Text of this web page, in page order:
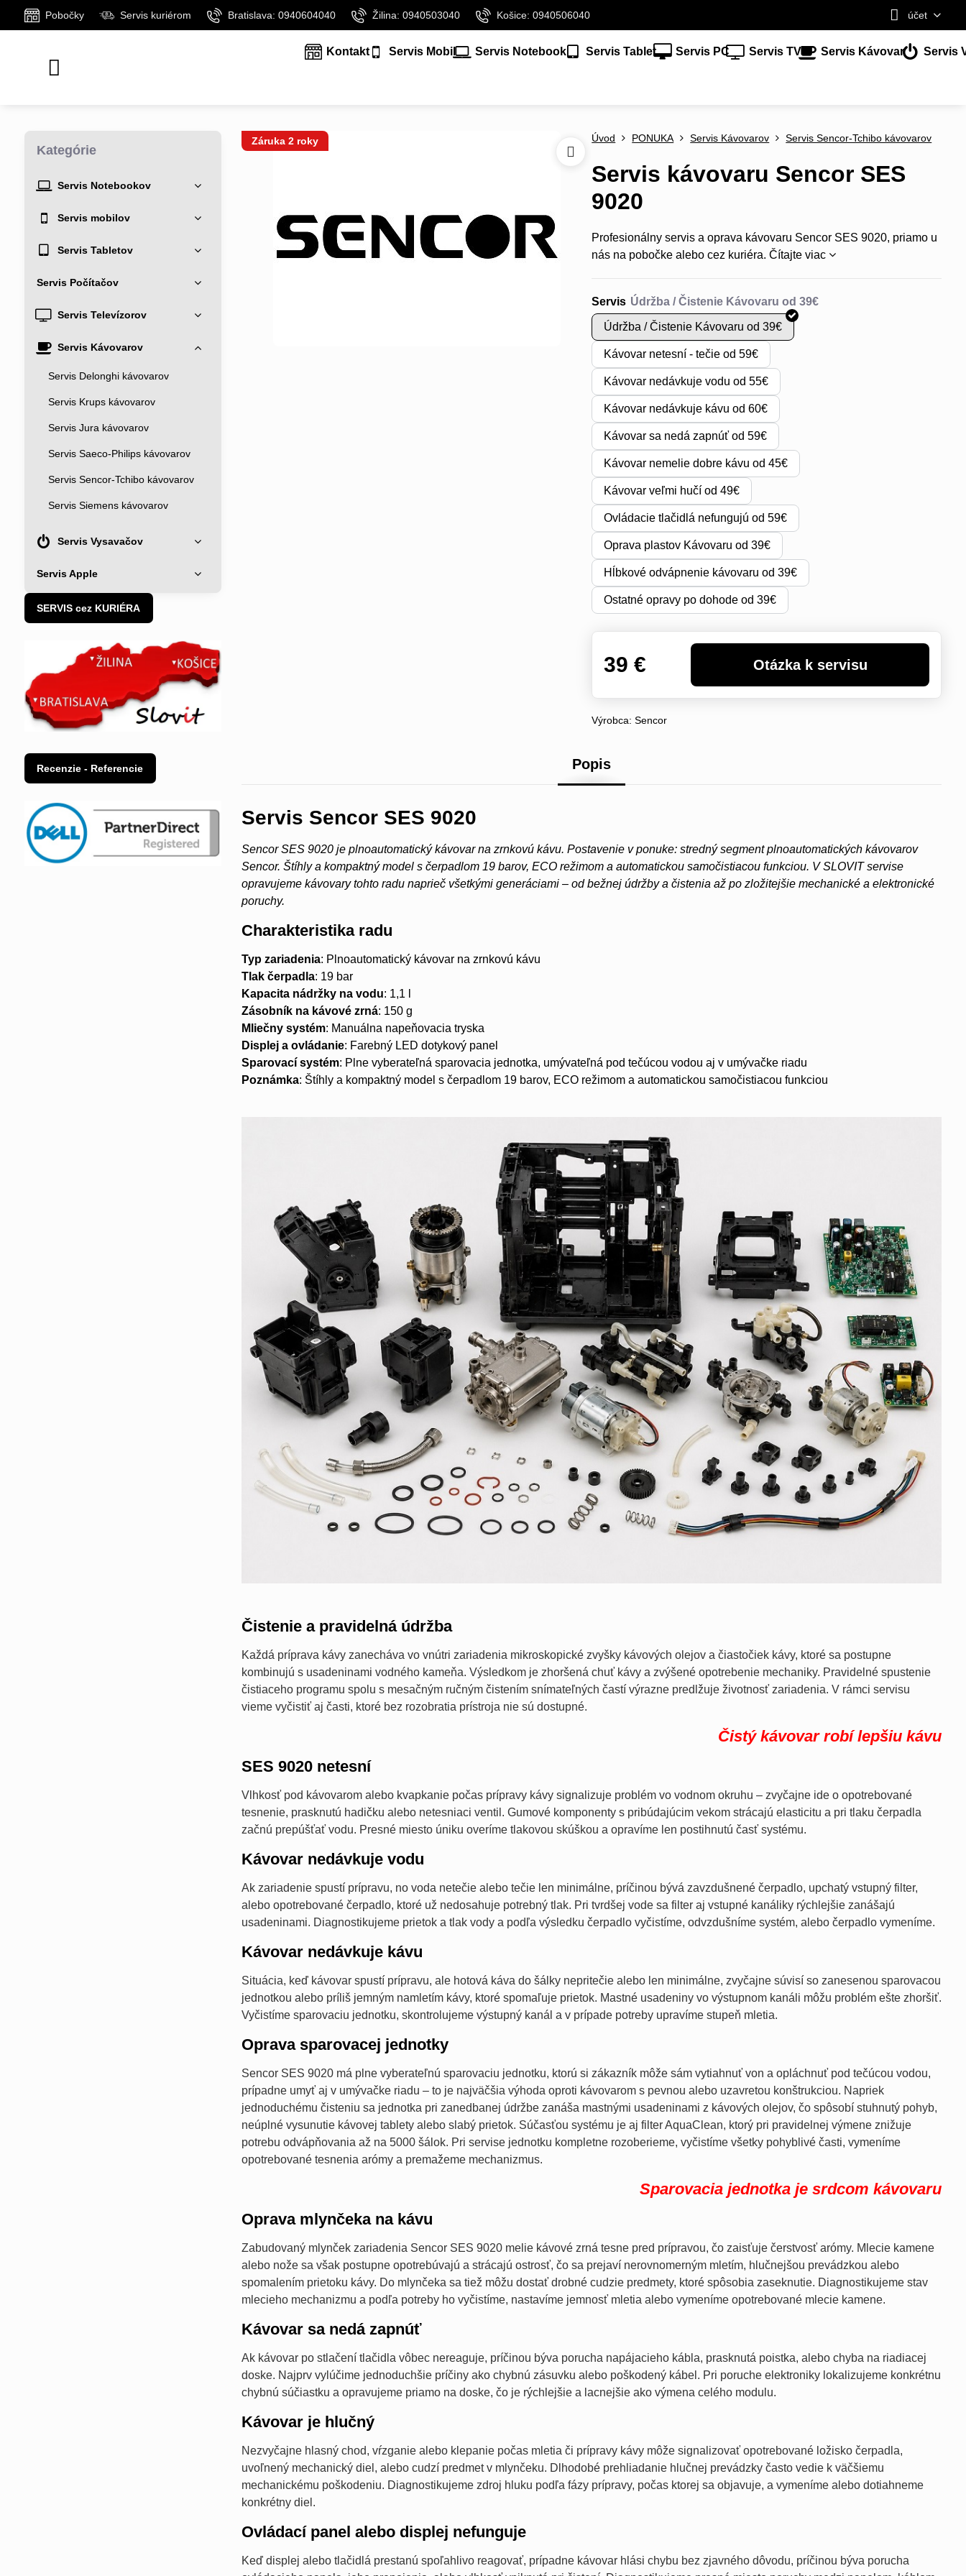
Pobočky Servis kuriérom Bratislava: 0940604040 Žilina: 0940503040 Košice: 0940506040 účet
Kontakt Servis Mobil Servis Notebook Servis Tablet Servis PC Servis TV Servis Kávovar Servis
Záruka 2 roky Úvod PONUKA Servis Kávovarov Servis Sencor-Tchibo kávovarov
Servis kávovaru Sencor SES
9020
Profesionálny servis a oprava kávovaru Sencor SES 9020, priamo u
nás na pobočke alebo cez kuriéra.Čítajte viac
Servis
Údržba / Čistenie Kávovaru od 39€
Kávovar netesní - tečie od 59€
Kávovar nedávkuje vodu od 55€
Kávovar nedávkuje kávu od 60€
Kávovar sa nedá zapnúť od 59€
Kávovar nemelie dobre kávu od 45€
Kávovar veľmi hučí od 49€
Ovládacie tlačidlá nefungujú od 59€
Oprava plastov Kávovaru od 39€
Hĺbkové odvápnenie kávovaru od 39€
Ostatné opravy po dohode od 39€
39 €
Výrobca:Sencor
Popis
Servis Sencor SES 9020
Sencor SES 9020 je plnoautomatický kávovar na zrnkovú kávu. Postavenie v ponuke: stredný segment plnoautomatických kávovarov
Sencor. Štíhly a kompaktný model s čerpadlom 19 barov, ECO režimom a automatickou samočistiacou funkciou. V SLOVIT servise
opravujeme kávovary tohto radu naprieč všetkými generáciami – od bežnej údržby a čistenia až po zložitejšie mechanické a elektronické
poruchy.
Charakteristika radu
Typ zariadenia: Plnoautomatický kávovar na zrnkovú kávu
Tlak čerpadla: 19 bar
Kapacita nádržky na vodu: 1,1 l
Zásobník na kávové zrná: 150 g
Mliečny systém: Manuálna napeňovacia tryska
Displej a ovládanie: Farebný LED dotykový panel
Sparovací systém: Plne vyberateľná sparovacia jednotka, umývateľná pod tečúcou vodou aj v umývačke riadu
Poznámka: Štíhly a kompaktný model s čerpadlom 19 barov, ECO režimom a automatickou samočistiacou funkciou
Čistenie a pravidelná údržba
Každá príprava kávy zanecháva vo vnútri zariadenia mikroskopické zvyšky kávových olejov a čiastočiek kávy, ktoré sa postupne
kombinujú s usadeninami vodného kameňa. Výsledkom je zhoršená chuť kávy a zvýšené opotrebenie mechaniky. Pravidelné spustenie
čistiaceho programu spolu s mesačným ručným čistením snímateľných častí výrazne predlžuje životnosť zariadenia. V rámci servisu
vieme vyčistiť aj časti, ktoré bez rozobratia prístroja nie sú dostupné.
Čistý kávovar robí lepšiu kávu
SES 9020 netesní
Vlhkosť pod kávovarom alebo kvapkanie počas prípravy kávy signalizuje problém vo vodnom okruhu – zvyčajne ide o opotrebované
tesnenie, prasknutú hadičku alebo netesniaci ventil. Gumové komponenty s pribúdajúcim vekom strácajú elasticitu a pri tlaku čerpadla
začnú prepúšťať vodu. Presné miesto úniku overíme tlakovou skúškou a opravíme len postihnutú časť systému.
Kávovar nedávkuje vodu
Ak zariadenie spustí prípravu, no voda netečie alebo tečie len minimálne, príčinou bývá zavzdušnené čerpadlo, upchatý vstupný filter,
alebo opotrebované čerpadlo, ktoré už nedosahuje potrebný tlak. Pri tvrdšej vode sa filter aj vstupné kanáliky rýchlejšie zanášajú
usadeninami. Diagnostikujeme prietok a tlak vody a podľa výsledku čerpadlo vyčistíme, odvzdušníme systém, alebo čerpadlo vymeníme.
Kávovar nedávkuje kávu
Situácia, keď kávovar spustí prípravu, ale hotová káva do šálky nepritečie alebo len minimálne, zvyčajne súvisí so zanesenou sparovacou
jednotkou alebo príliš jemným namletím kávy, ktoré spomaľuje prietok. Mastné usadeniny vo výstupnom kanáli môžu problém ešte zhoršiť.
Vyčistíme sparovaciu jednotku, skontrolujeme výstupný kanál a v prípade potreby upravíme stupeň mletia.
Oprava sparovacej jednotky
Sencor SES 9020 má plne vyberateľnú sparovaciu jednotku, ktorú si zákazník môže sám vytiahnuť von a opláchnuť pod tečúcou vodou,
prípadne umyť aj v umývačke riadu – to je najväčšia výhoda oproti kávovarom s pevnou alebo uzavretou konštrukciou. Napriek
jednoduchému čisteniu sa jednotka pri zanedbanej údržbe zanáša mastnými usadeninami z kávových olejov, čo spôsobí stuhnutý pohyb,
neúplné vysunutie kávovej tablety alebo slabý prietok. Súčasťou systému je aj filter AquaClean, ktorý pri pravidelnej výmene znižuje
potrebu odvápňovania až na 5000 šálok. Pri servise jednotku kompletne rozoberieme, vyčistíme všetky pohyblivé časti, vymeníme
opotrebované tesnenia arómy a premažeme mechanizmus.
Sparovacia jednotka je srdcom kávovaru
Oprava mlynčeka na kávu
Zabudovaný mlynček zariadenia Sencor SES 9020 melie kávové zrná tesne pred prípravou, čo zaisťuje čerstvosť arómy. Mlecie kamene
alebo nože sa však postupne opotrebúvajú a strácajú ostrosť, čo sa prejaví nerovnomerným mletím, hlučnejšou prevádzkou alebo
spomalením prietoku kávy. Do mlynčeka sa tiež môžu dostať drobné cudzie predmety, ktoré spôsobia zaseknutie. Diagnostikujeme stav
mlecieho mechanizmu a podľa potreby ho vyčistíme, nastavíme jemnosť mletia alebo vymeníme opotrebované mlecie kamene.
Kávovar sa nedá zapnúť
Ak kávovar po stlačení tlačidla vôbec nereaguje, príčinou býva porucha napájacieho kábla, prasknutá poistka, alebo chyba na riadiacej
doske. Najprv vylúčime jednoduchšie príčiny ako chybnú zásuvku alebo poškodený kábel. Pri poruche elektroniky lokalizujeme konkrétnu
chybnú súčiastku a opravujeme priamo na doske, čo je rýchlejšie a lacnejšie ako výmena celého modulu.
Kávovar je hlučný
Nezvyčajne hlasný chod, vŕzganie alebo klepanie počas mletia či prípravy kávy môže signalizovať opotrebované ložisko čerpadla,
uvoľnený mechanický diel, alebo cudzí predmet v mlynčeku. Dlhodobé prehliadanie hlučnej prevádzky často vedie k väčšiemu
mechanickému poškodeniu. Diagnostikujeme zdroj hluku podľa fázy prípravy, počas ktorej sa objavuje, a vymeníme alebo dotiahneme
konkrétny diel.
Ovládací panel alebo displej nefunguje
Keď displej alebo tlačidlá prestanú spoľahlivo reagovať, prípadne kávovar hlási chybu bez zjavného dôvodu, príčinou býva porucha
Kategórie
Servis Notebookov
Servis mobilov
Servis Tabletov
Servis Počítačov
Servis Televízorov
Servis Kávovarov
Servis Delonghi kávovarov
Servis Krups kávovarov
Servis Jura kávovarov
Servis Saeco-Philips kávovarov
Servis Sencor-Tchibo kávovarov
Servis Siemens kávovarov
Servis Vysavačov
Servis Apple
SERVIS cez KURIÉRA
Recenzie - Referencie